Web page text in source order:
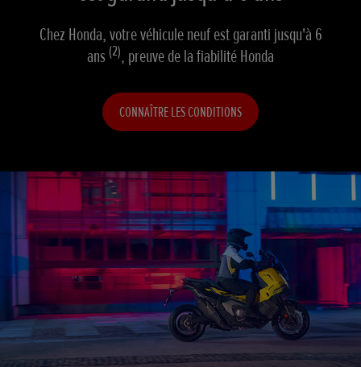
Chez Honda, votre véhicule neuf est garanti jusqu'à 6
ans (2), preuve de la fiabilité Honda
CONNAÎTRE LES CONDITIONS